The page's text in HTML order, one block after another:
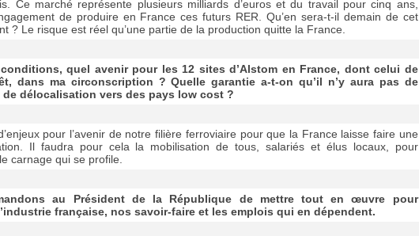
Ce marché représente plusieurs milliards d’euros et du travail pour cinq ans,
de produire en France ces futurs RER. Qu’en sera-t-il demain de cet
? Le risque est réel qu’une partie de la production quitte la France.
quel avenir pour les 12 sites d’Alstom en France, dont celui de
dans ma circonscription ? Quelle garantie a-t-on qu’il n’y aura pas de
de délocalisation vers des pays low cost ?
pour l’avenir de notre filière ferroviaire pour que la France laisse faire une
Il faudra pour cela la mobilisation de tous, salariés et élus locaux, pour
carnage qui se profile.
au Président de la République de mettre tout en œuvre pour
française, nos savoir-faire et les emplois qui en dépendent.